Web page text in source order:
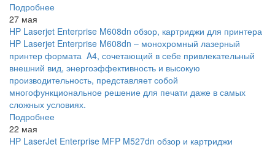
Подробнее
27 мая
HP Laserjet Enterprise M608dn обзор, картриджи для принтера
HP Laserjet Enterprise M608dn – монохромный лазерный
принтер формата A4, сочетающий в себе привлекательный
внешний вид, энергоэффективность и высокую
производительность, представляет собой
многофункциональное решение для печати даже в самых
сложных условиях.
Подробнее
22 мая
HP LaserJet Enterprise MFP M527dn обзор и картриджи